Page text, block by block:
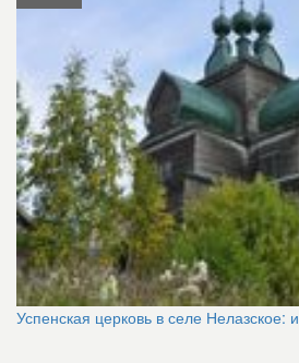
Успенская церковь в селе Нелазское: